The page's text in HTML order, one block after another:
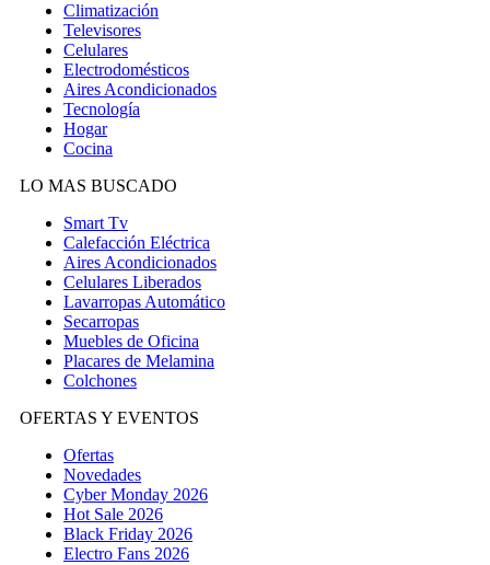
Climatización
Televisores
Celulares
Electrodomésticos
Aires Acondicionados
Tecnología
Hogar
Cocina
LO MAS BUSCADO
Smart Tv
Calefacción Eléctrica
Aires Acondicionados
Celulares Liberados
Lavarropas Automático
Secarropas
Muebles de Oficina
Placares de Melamina
Colchones
OFERTAS Y EVENTOS
Ofertas
Novedades
Cyber Monday 2026
Hot Sale 2026
Black Friday 2026
Electro Fans 2026